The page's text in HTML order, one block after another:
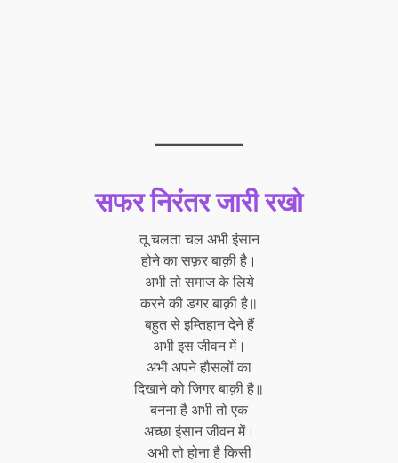
सफर निरंतर जारी रखो
तू चलता चल अभी इंसान
होने का सफ़र बाक़ी है।
अभी तो समाज के लिये
करने की डगर बाक़ी है॥
बहुत से इम्तिहान देने हैं
अभी इस जीवन में।
अभी अपने हौसलों का
दिखाने को जिगर बाक़ी है॥
बनना है अभी तो एक
अच्छा इंसान जीवन में।
अभी तो होना है किसी